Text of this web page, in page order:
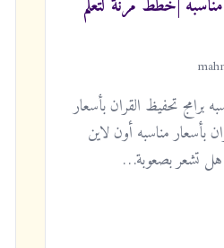
|خطط مرنة لتعلم
برامج تحفيظ القران بأسعار
بأسعار مناسبه أون لاين